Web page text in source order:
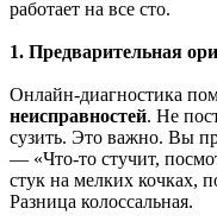
работает на все сто.
1. Предварительная
Онлайн-диагностика
неисправностей. Не
сузить. Это важно. Вы
— «Что-то стучит,
стук на мелких кочках,
Разница колоссальная.